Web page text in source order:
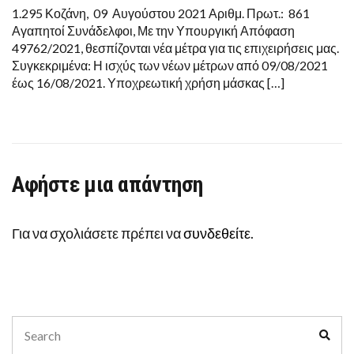
ΑΠΌ
09
ΑΥΓΟΎΣΤΟΥ
ΈΩΣ
16
ΑΥΓΟΎΣΤΟΥ
1.295 Κοζάνη, 09 Αυγούστου 2021 Αριθμ. Πρωτ.: 861
Αγαπητοί Συνάδελφοι, Με την Υπουργική Απόφαση
49762/2021, θεσπίζονται νέα μέτρα για τις επιχειρήσεις μας.
Συγκεκριμένα: Η ισχύς των νέων μέτρων από 09/08/2021
έως 16/08/2021. Υποχρεωτική χρήση μάσκας […]
Αφήστε μια απάντηση
Για να σχολιάσετε πρέπει νασυνδεθείτε.
for: